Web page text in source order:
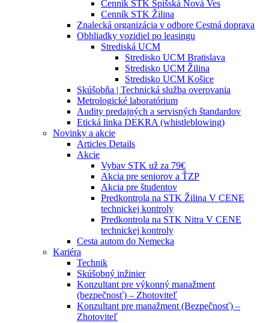
Cenník STK Spišská Nová Ves
Cenník STK Žilina
Znalecká organizácia v odbore Cestná doprava
Obhliadky vozidiel po leasingu
Strediská UCM
Stredisko UCM Bratislava
Stredisko UCM Žilina
Stredisko UCM Košice
Skúšobňa | Technická služba overovania
Metrologické laboratórium
Audity predajných a servisných štandardov
Etická linka DEKRA (whistleblowing)
Novinky a akcie
Articles Details
Akcie
Vybav STK už za 79€
Akcia pre seniorov a ŤZP
Akcia pre študentov
Predkontrola na STK Žilina V CENE
technickej kontroly
Predkontrola na STK Nitra V CENE
technickej kontroly
Cesta autom do Nemecka
Kariéra
Technik
Skúšobný inžinier
Konzultant pre výkonný manažment
(bezpečnosť) – Zhotoviteľ
Konzultant pre manažment (Bezpečnosť) –
Zhotoviteľ